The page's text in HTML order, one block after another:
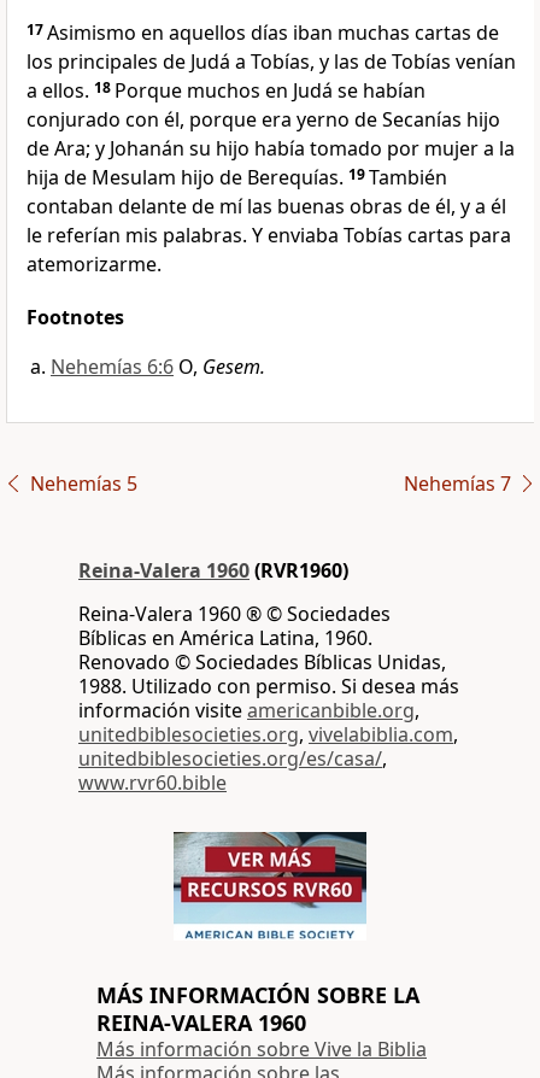
17Asimismo en aquellos días iban muchas cartas de
los principales de Judá a Tobías, y las de Tobías venían
a ellos. 18 Porque muchos en Judá se habían
conjurado con él, porque era yerno de Secanías hijo
de Ara; y Johanán su hijo había tomado por mujer a la
hija de Mesulam hijo de Berequías. 19También
contaban delante de mí las buenas obras de él, y a él
le referían mis palabras. Y enviaba Tobías cartas para
atemorizarme.
Footnotes
Nehemías 6:6 O, Gesem.
Nehemías 5 Nehemías 7
Reina-Valera 1960(RVR1960)
Reina-Valera 1960 ® © Sociedades
Bíblicas en América Latina, 1960.
Renovado © Sociedades Bíblicas Unidas,
1988. Utilizado con permiso. Si desea más
información visiteamericanbible.org,
unitedbiblesocieties.org, vivelabiblia.com,
unitedbiblesocieties.org/es/casa/,
www.rvr60.bible
MÁS INFORMACIÓN SOBRE LA
REINA-VALERA 1960
Más información sobre Vive la Biblia